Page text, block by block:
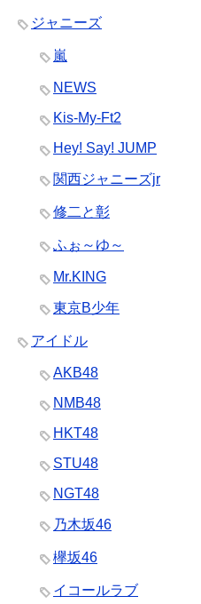
ジャニーズ
嵐
NEWS
Kis-My-Ft2
Hey! Say! JUMP
関西ジャニーズjr
修二と彰
ふぉ～ゆ～
Mr.KING
東京B少年
アイドル
AKB48
NMB48
HKT48
STU48
NGT48
乃木坂46
欅坂46
イコールラブ